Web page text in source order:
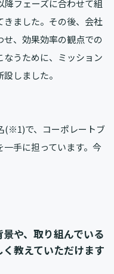
降フェーズに合わせて組
きました。その後、会社
、効果効率の観点での
うために、ミッション
しました。
(※1)で、コーポレートブ
手に担っています。今
や、取り組んでいる
教えていただけます